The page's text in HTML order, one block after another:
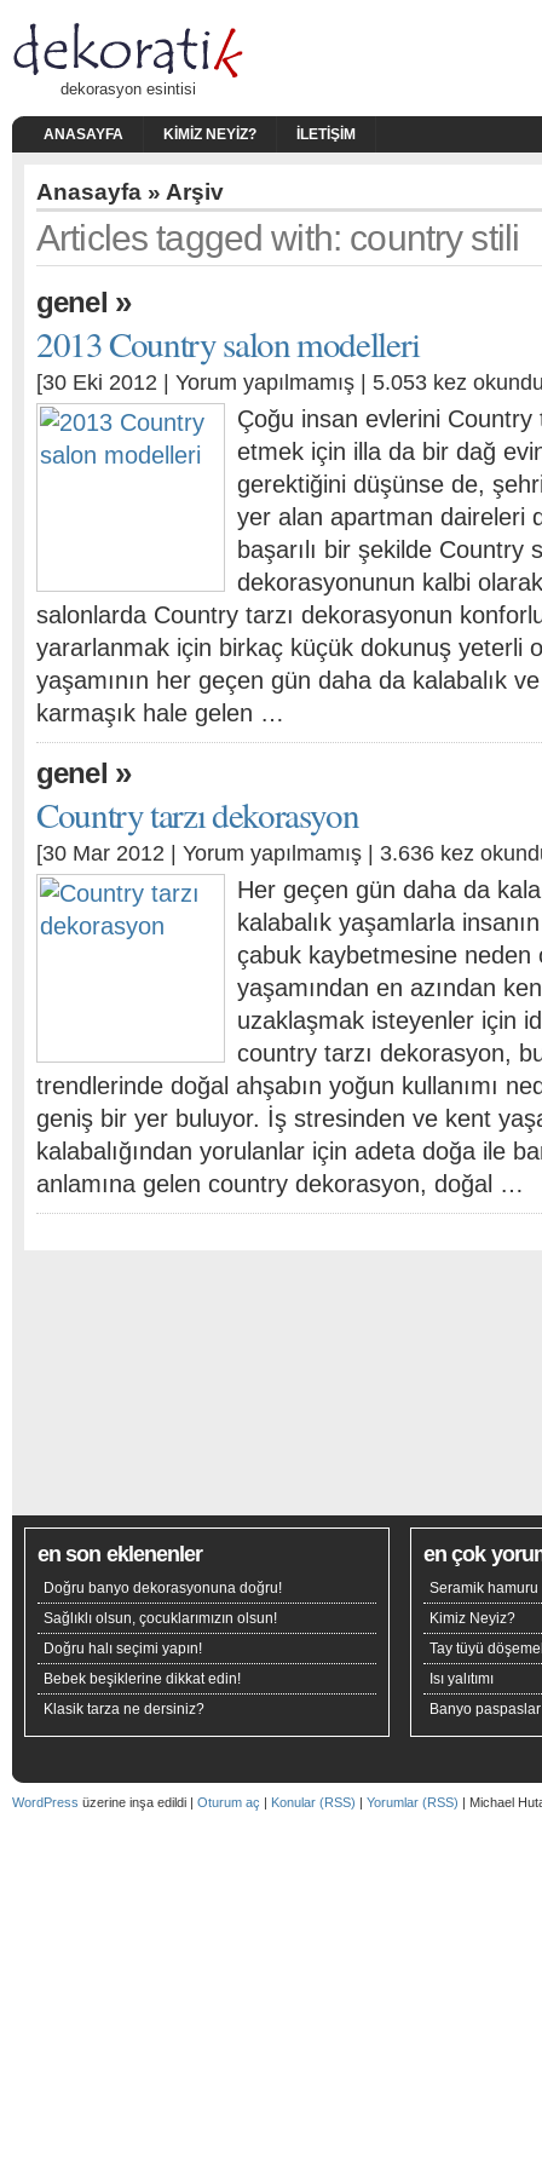
dekorasyon esintisi
ANASAYFA KIMIZ NEYIZ? İLETIŞIM
Anasayfa » Arşiv
Articles tagged with: country stili
genel »
2013 Country salon modelleri
[30 Eki 2012 | Yorum yapılmamış | 5.053 kez
Çoğu insan evlerini
etmek için illa da bir dağ
gerektiğini düşünse de,
yer alan apartman daireleri
başarılı bir şekilde Country
dekorasyonunun kalbi
salonlarda Country tarzı dekorasyonun konforlu
yararlanmak için birkaç küçük dokunuş yeterli
yaşamının her geçen gün daha da kalabalık
karmaşık hale gelen …
genel »
Country tarzı dekorasyon
[30 Mar 2012 | Yorum yapılmamış | 3.636 kez
Her geçen gün daha da
kalabalık yaşamlarla
çabuk kaybetmesine neden
yaşamından en azından
uzaklaşmak isteyenler için
country tarzı dekorasyon,
trendlerinde doğal ahşabın yoğun kullanımı
geniş bir yer buluyor. İş stresinden ve kent
kalabalığından yorulanlar için adeta doğa ile
anlamına gelen country dekorasyon, doğal …
en son eklenenler
Doğru banyo dekorasyonuna doğru!
Sağlıklı olsun, çocuklarımızın olsun!
Doğru halı seçimi yapın!
Bebek beşiklerine dikkat edin!
Klasik tarza ne dersiniz?
en çok
Seramik hamuru
Kimiz Neyiz?
Tay tüyü
Isı yalıtımı
Banyo
WordPress üzerine inşa edildi | Oturum aç | Konular (RSS) | Yorumlar (RSS) | Michael